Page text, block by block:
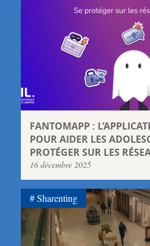
FANTOMAPP :
POUR AIDER LES
PROTÉGER SUR LES
16 décembre 2025
Sharenting